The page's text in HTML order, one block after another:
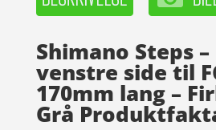
Shimano Steps
venstre side til
170mm lang –
Grå